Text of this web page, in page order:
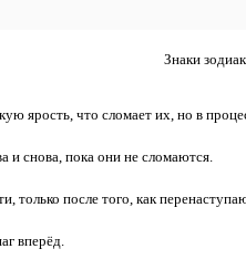
Знаки
ярость, что сломает их, но в
и снова, пока они не сломаются.
после того, как
вперёд.